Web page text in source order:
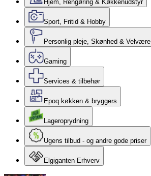
Hjem, Rengøring & Køkkenudstyr
Sport, Fritid & Hobby
Personlig pleje, Skønhed & Velvære
Gaming
Services & tilbehør
Epoq køkken & bryggers
Lageroprydning
Ugens tilbud - og andre gode priser
Elgiganten Erhverv